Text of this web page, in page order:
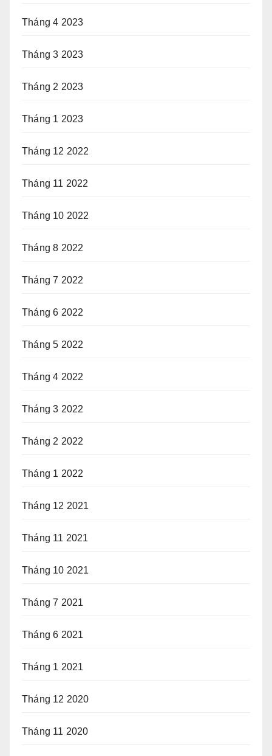
Tháng 4 2023
Tháng 3 2023
Tháng 2 2023
Tháng 1 2023
Tháng 12 2022
Tháng 11 2022
Tháng 10 2022
Tháng 8 2022
Tháng 7 2022
Tháng 6 2022
Tháng 5 2022
Tháng 4 2022
Tháng 3 2022
Tháng 2 2022
Tháng 1 2022
Tháng 12 2021
Tháng 11 2021
Tháng 10 2021
Tháng 7 2021
Tháng 6 2021
Tháng 1 2021
Tháng 12 2020
Tháng 11 2020